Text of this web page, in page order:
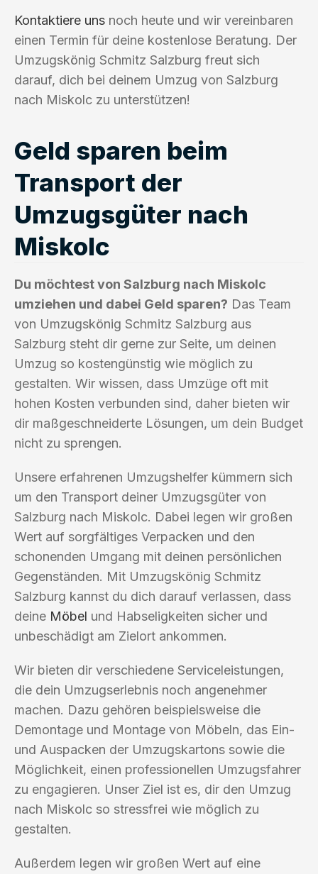
Kontaktiere uns noch heute und wir vereinbaren
einen Termin für deine kostenlose Beratung. Der
Umzugskönig Schmitz Salzburg freut sich
darauf, dich bei deinem Umzug von Salzburg
nach Miskolc zu unterstützen!
Geld sparen beim
Transport der
Umzugsgüter nach
Miskolc
Du möchtest von Salzburg nach Miskolc
umziehen und dabei Geld sparen? Das Team
von Umzugskönig Schmitz Salzburg aus
Salzburg steht dir gerne zur Seite, um deinen
Umzug so kostengünstig wie möglich zu
gestalten. Wir wissen, dass Umzüge oft mit
hohen Kosten verbunden sind, daher bieten wir
dir maßgeschneiderte Lösungen, um dein Budget
nicht zu sprengen.
Unsere erfahrenen Umzugshelfer kümmern sich
um den Transport deiner Umzugsgüter von
Salzburg nach Miskolc. Dabei legen wir großen
Wert auf sorgfältiges Verpacken und den
schonenden Umgang mit deinen persönlichen
Gegenständen. Mit Umzugskönig Schmitz
Salzburg kannst du dich darauf verlassen, dass
deine Möbel und Habseligkeiten sicher und
unbeschädigt am Zielort ankommen.
Wir bieten dir verschiedene Serviceleistungen,
die dein Umzugserlebnis noch angenehmer
machen. Dazu gehören beispielsweise die
Demontage und Montage von Möbeln, das Ein-
und Auspacken der Umzugskartons sowie die
Möglichkeit, einen professionellen Umzugsfahrer
zu engagieren. Unser Ziel ist es, dir den Umzug
nach Miskolc so stressfrei wie möglich zu
gestalten.
Außerdem legen wir großen Wert auf eine